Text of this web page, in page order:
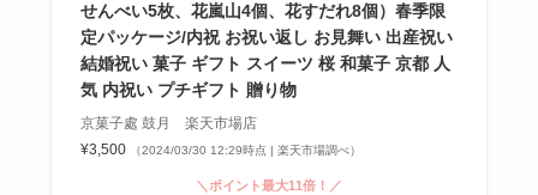
せんべい5枚、花嵐山4個、花すだれ8個）春季限
定パッケージ/内祝 お祝い返し お見舞い 出産祝い
結婚祝い 菓子 ギフト スイーツ 桜 和菓子 京都 人
気 内祝い プチギフト 贈り物
京菓子處 鼓月 楽天市場店
¥3,500
（2024/03/30 12:29時点 | 楽天市場調べ）
＼ポイント最大11倍！／